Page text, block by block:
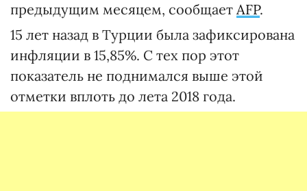
предыдущим месяцем, сообщает AFP.
15 лет назад в Турции была зафиксирована
инфляции в 15,85%. С тех пор этот
показатель не поднимался выше этой
отметки вплоть до лета 2018 года.